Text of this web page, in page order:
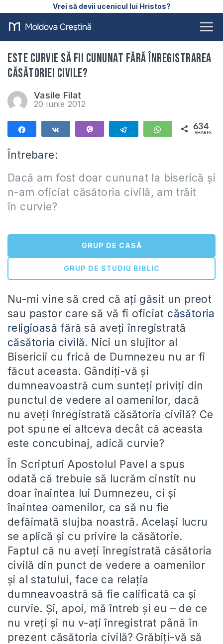
Vrei să devii ucenicul lui Hristos?
Este curvie să fii cununat fără înregistrarea
căsătoriei civile?
Vasile Filat
20 iunie 2012
Telegram WhatsApp
634
SHARES
Întrebare:
Dacă am fost doar cununat la biserică și
n-am oficiat căsătoria civilă, am trăit
în curvie?
GRUP DE CASĂ
GRUP DE STUDIU BIBLIC
Nu-mi vine să cred că ați găsit un preot
sau pastor care să vă fi oficiat căsătoria
religioasă fără să aveți înregistrată
căsătoria civilă. Nici un slujitor al
Bisericii cu frică de Dumnezeu nu ar fi
făcut aceasta. Gândiți-vă și
dumneavoastră cum sunteți priviți din
punctul de vedere al oamenilor, dacă
nu aveți înregistrată căsătoria civilă? Ce
pot spune ei altceva decât că aceasta
este concubinaj, adică curvie?
În Scripturi Apostolul Pavel a spus
odată că trebuie să lucrăm cinstit nu
doar înaintea lui Dumnezeu, ci și
înaintea oamenilor, ca să nu fie
defăimată slujba noastră. Același lucru
se aplică și cu privire la căsătorie.
Faptul că nu aveți înregistrată căsătoria
civilă din punct de vedere a oamenilor
și al statului, face ca relația
dumneavoastră să fie calificată ca și
curvie. Și, apoi, mă întreb și eu – de ce
nu vreți și nu v-ați înregistrat până în
prezent căsătoria civilă? Grăbiți-vă să